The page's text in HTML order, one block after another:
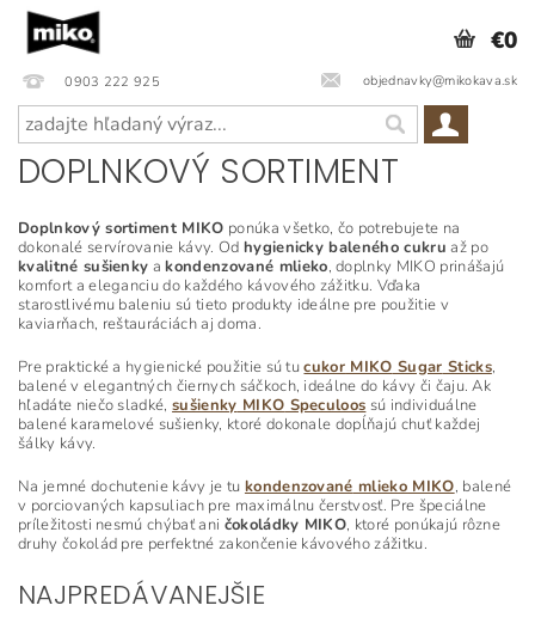
0903 222 925 objednavky@mikokava.sk
€0
DOPLNKOVÝ SORTIMENT
Doplnkový sortiment MIKO ponúka všetko, čo potrebujete na
dokonalé servírovanie kávy. Od hygienicky baleného cukru až po
kvalitné sušienky akondenzované mlieko, doplnky MIKO prinášajú
komfort a eleganciu do každého kávového zážitku. Vďaka
starostlivému baleniu sú tieto produkty ideálne pre použitie v
kaviarňach, reštauráciách aj doma.
Pre praktické a hygienické použitie sú tucukor MIKO Sugar Sticks,
balené v elegantných čiernych sáčkoch, ideálne do kávy či čaju. Ak
hľadáte niečo sladké,sušienky MIKO Speculoos sú individuálne
balené karamelové sušienky, ktoré dokonale dopĺňajú chuť každej
šálky kávy.
Na jemné dochutenie kávy je tu kondenzované mlieko MIKO, balené
v porciovaných kapsuliach pre maximálnu čerstvosť. Pre špeciálne
príležitosti nesmú chýbať ani čokoládky MIKO, ktoré ponúkajú rôzne
druhy čokolád pre perfektné zakončenie kávového zážitku.
NAJPREDÁVANEJŠIE